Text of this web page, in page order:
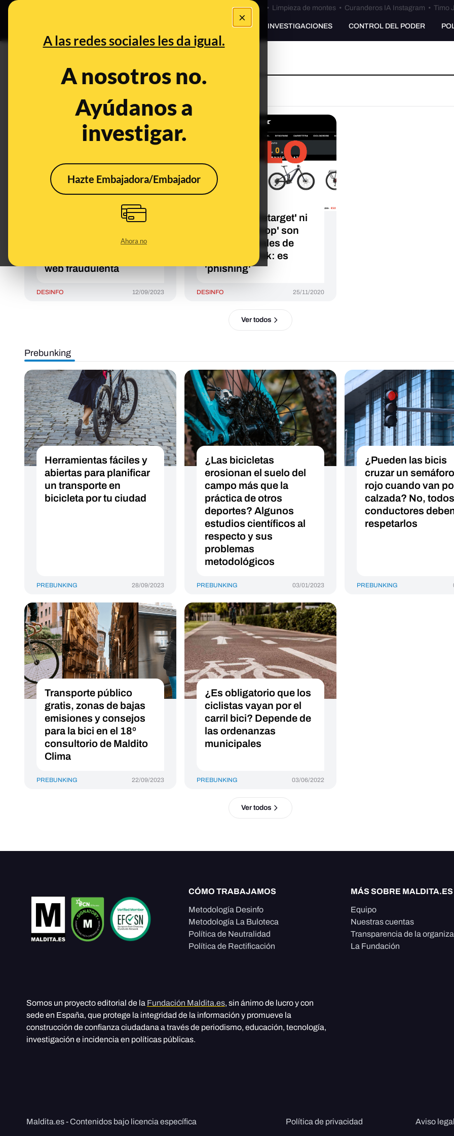
×
A las redes sociales les da igual.
A nosotros no.
Ayúdanos a
investigar.
Hazte Embajadora/Embajador
Ahora no
Bulos Ceuta • Limpieza de montes• Curanderos IA Instagram • Timo
PREBUNKING INVESTIGACIONES CONTROL DEL PODER
códigos QR falsos
bicicletas de Bicimad
web fraudulenta
DESINFO 12/09/2023
'store.bicycletarget' ni
'es.bicycleroop' son
tiendas oficiales de
bicicletas Trek: es
'phishing'
DESINFO 25/11/2020
Ver todos
Prebunking
Herramientas fáciles y
abiertas para planificar
un transporte en
bicicleta por tu ciudad
PREBUNKING 28/09/2023
¿Las bicicletas
erosionan el suelo del
campo más que la
práctica de otros
deportes? Algunos
estudios científicos al
respecto y sus
problemas
metodológicos
PREBUNKING 03/01/2023
¿Pueden las bicis
cruzar un
rojo cuando van
calzada? No,
conductores
respetarlos
PREBUNKING
Transporte público
gratis, zonas de bajas
emisiones y consejos
para la bici en el 18º
consultorio de Maldito
Clima
PREBUNKING 22/09/2023
¿Es obligatorio que los
ciclistas vayan por el
carril bici? Depende de
las ordenanzas
municipales
PREBUNKING 03/06/2022
Ver todos
CÓMO TRABAJAMOS
Metodología Desinfo
Metodología La Buloteca
Política de Neutralidad
Política de Rectificación
MÁS SOBRE MALDITA.ES
Equipo
Nuestras cuentas
Transparencia de la
La Fundación
Somos un proyecto editorial de la Fundación Maldita.es, sin ánimo de lucro y con
sede en España, que protege la integridad de la información y promueve la
construcción de confianza ciudadana a través de periodismo, educación, tecnología,
investigación e incidencia en políticas públicas.
Maldita.es - Contenidos bajo licencia específica Política de privacidad Aviso legal